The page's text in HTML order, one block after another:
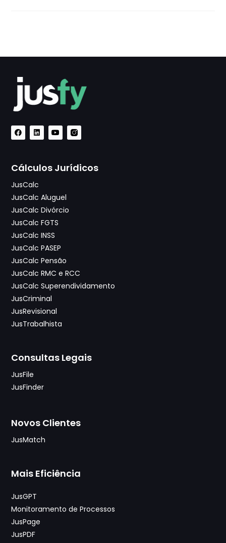
Cálculos Jurídicos
JusCalc
JusCalc Aluguel
JusCalc Divórcio
JusCalc FGTS
JusCalc INSS
JusCalc PASEP
JusCalc Pensão
JusCalc RMC e RCC
JusCalc Superendividamento
JusCriminal
JusRevisional
JusTrabalhista
Consultas Legais
JusFile
JusFinder
Novos Clientes
JusMatch
Mais Eficiência
JusGPT
Monitoramento de Processos
JusPage
JusPDF